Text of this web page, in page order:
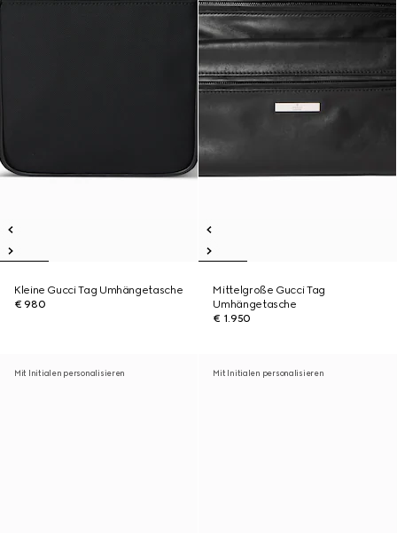
Kleine Gucci Tag Umhängetasche
€ 980
Mittelgroße Gucci Tag
Umhängetasche
€ 1.950
Mit Initialen personalisieren Mit Initialen personalisieren